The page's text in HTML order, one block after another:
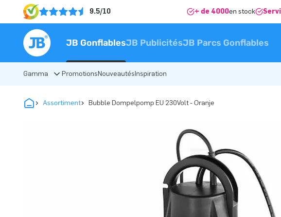
9.5/10 + de 4000en stock
JB GonflablesJB PublicitésJB Parcs Gonflables
Gamma PromotionsNouveautésInspiration
Assortiment Bubble Dompelpomp EU 230Volt - Oranje